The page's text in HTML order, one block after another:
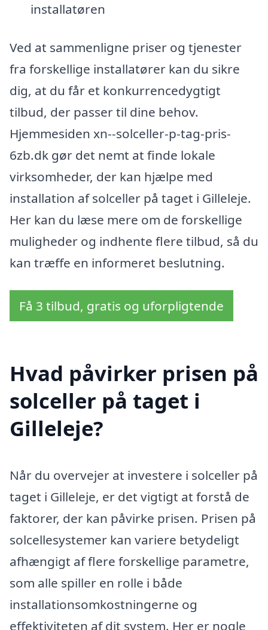
installatøren
Ved at sammenligne priser og tjenester
fra forskellige installatører kan du sikre
dig, at du får et konkurrencedygtigt
tilbud, der passer til dine behov.
Hjemmesiden xn--solceller-p-tag-pris-
6zb.dk gør det nemt at finde lokale
virksomheder, der kan hjælpe med
installation af solceller på taget i Gilleleje.
Her kan du læse mere om de forskellige
muligheder og indhente flere tilbud, så du
kan træffe en informeret beslutning.
Få 3 tilbud, gratis og uforpligtende
Hvad påvirker prisen på
solceller på taget i
Gilleleje?
Når du overvejer at investere i solceller på
taget i Gilleleje, er det vigtigt at forstå de
faktorer, der kan påvirke prisen. Prisen på
solcellesystemer kan variere betydeligt
afhængigt af flere forskellige parametre,
som alle spiller en rolle i både
installationsomkostningerne og
effektiviteten af dit system. Her er nogle